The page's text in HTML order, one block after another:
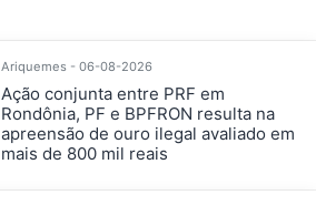
Ariquemes - 06-08-2026
Ação conjunta entre PRF em
Rondônia, PF e BPFRON resulta na
apreensão de ouro ilegal avaliado em
mais de 800 mil reais